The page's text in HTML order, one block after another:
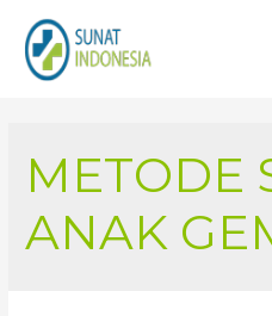
METODE
ANAK